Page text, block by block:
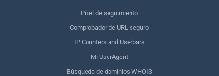
Píxel de seguimiento
Comprobador de URL seguro
IP Counters and Userbars
Mi UserAgent
Búsqueda de dominios WHOIS